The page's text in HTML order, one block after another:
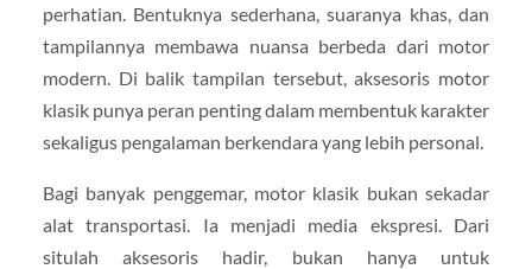
perhatian. Bentuknya sederhana, suaranya khas, dan
tampilannya membawa nuansa berbeda dari motor
modern. Di balik tampilan tersebut, aksesoris motor
klasik punya peran penting dalam membentuk karakter
sekaligus pengalaman berkendara yang lebih personal.
Bagi banyak penggemar, motor klasik bukan sekadar
alat transportasi. Ia menjadi media ekspresi. Dari
situlah aksesoris hadir, bukan hanya untuk